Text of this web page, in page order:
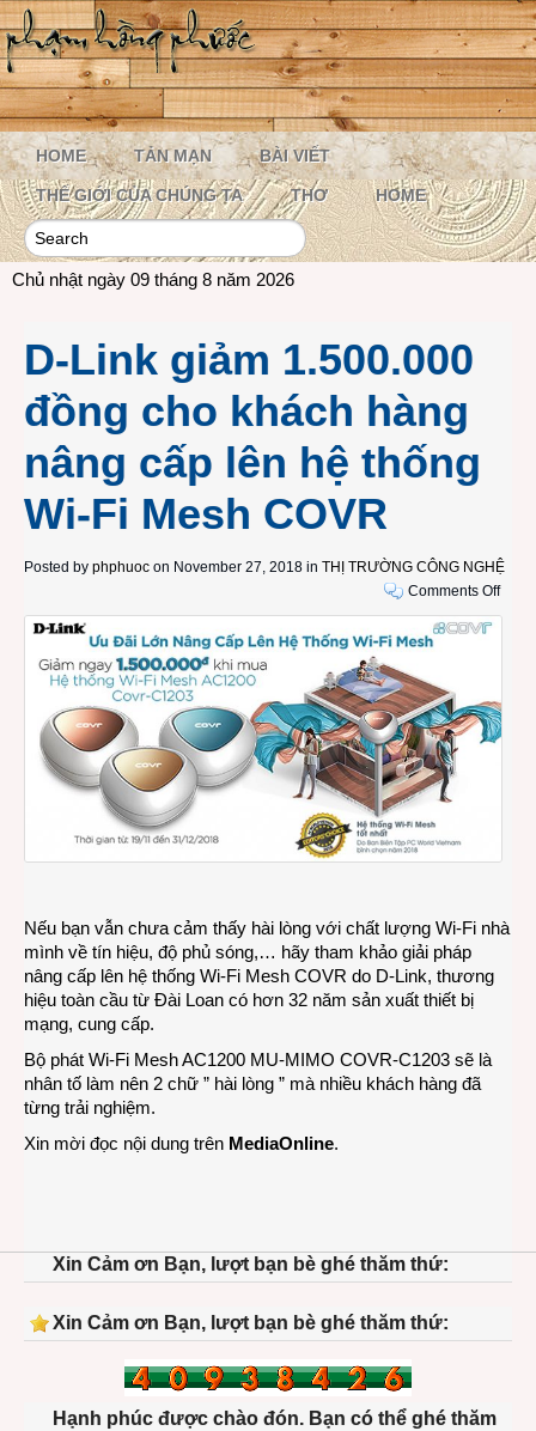
HOME TẢN MẠN BÀI VIẾT
THẾ GIỚI CỦA CHÚNG TA THƠ HOME
Chủ nhật ngày 09 tháng 8 năm 2026
D-Link giảm 1.500.000
đồng cho khách hàng
nâng cấp lên hệ thống
Wi-Fi Mesh COVR
Posted by phphuoc on November 27, 2018 in THỊ TRƯỜNG CÔNG NGHỆ
Comments Offon
D-
đồng
cho
Wi-
Nếu bạn vẫn chưa cảm thấy hài lòng với chất lượng Wi-Fi nhà
mình về tín hiệu, độ phủ sóng,… hãy tham khảo giải pháp
nâng cấp lên hệ thống Wi-Fi Mesh COVR do D-Link, thương
hiệu toàn cầu từ Đài Loan có hơn 32 năm sản xuất thiết bị
mạng, cung cấp.
Bộ phát Wi-Fi Mesh AC1200 MU-MIMO COVR-C1203 sẽ là
nhân tố làm nên 2 chữ ” hài lòng ” mà nhiều khách hàng đã
từng trải nghiệm.
Xin mời đọc nội dung trên MediaOnline.
Xin Cảm ơn Bạn, lượt bạn bè ghé thăm thứ:
Xin Cảm ơn Bạn, lượt bạn bè ghé thăm thứ:
Hạnh phúc được chào đón. Bạn có thể ghé thăm